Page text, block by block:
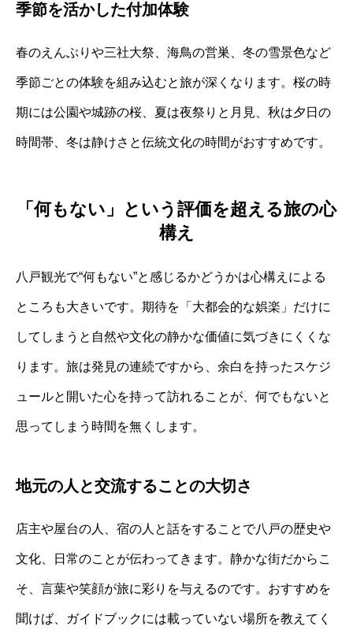
季節を活かした付加体験
春のえんぶりや三社大祭、海鳥の営巣、冬の雪景色など
季節ごとの体験を組み込むと旅が深くなります。桜の時
期には公園や城跡の桜、夏は夜祭りと月見、秋は夕日の
時間帯、冬は静けさと伝統文化の時間がおすすめです。
「何もない」という評価を超える旅の心
構え
八戸観光で“何もない”と感じるかどうかは心構えによる
ところも大きいです。期待を「大都会的な娯楽」だけに
してしまうと自然や文化の静かな価値に気づきにくくな
ります。旅は発見の連続ですから、余白を持ったスケジ
ュールと開いた心を持って訪れることが、何でもないと
思ってしまう時間を無くします。
地元の人と交流することの大切さ
店主や屋台の人、宿の人と話をすることで八戸の歴史や
文化、日常のことが伝わってきます。静かな街だからこ
そ、言葉や笑顔が旅に彩りを与えるのです。おすすめを
聞けば、ガイドブックには載っていない場所を教えてく